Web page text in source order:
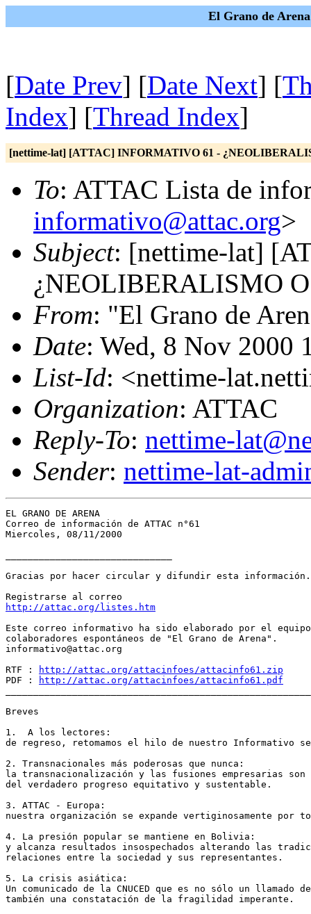
El Grano de
[Date Prev] [Date Next] [
Index] [Thread Index]
[nettime-lat] [ATTAC] INFORMATIVO 61 -
To: ATTAC Lista de
informativo@attac.org>
Subject: [nettime-lat]
¿NEOLIBERALISMO
From: "El Grano de
Date: Wed, 8 Nov 2000
List-Id: <nettime-
Organization: ATTAC
Reply-To: nettime-
Sender: nettime-lat-
EL GRANO DE ARENA
Correo de información de ATTAC n°61
Miercoles, 08/11/2000
Gracias por hacer circular y difundir esta información.
http://attac.org/listes.htm
Este correo informativo ha sido elaborado por el
colaboradores espontáneos de "El Grano de Arena".
informativo@attac.org
RTF :
http://attac.org/attacinfoes/attacinfo61.zip
PDF :
http://attac.org/attacinfoes/attacinfo61.pdf
Breves
1.  A los lectores:
de regreso, retomamos el hilo de nuestro Informativo
2. Transnacionales más poderosas que nunca:
la transnacionalización y las fusiones empresarias son
del verdadero progreso equitativo y sustentable.
3. ATTAC - Europa:
nuestra organización se expande vertiginosamente por
4. La presión popular se mantiene en Bolivia:
y alcanza resultados insospechados alterando las
relaciones entre la sociedad y sus representantes.
5. La crisis asiática:
Un comunicado de la CNUCED que es no sólo un llamado
también una constatación de la fragilidad imperante.